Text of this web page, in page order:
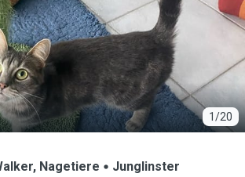
1/20
Nagetiere
Junglinster